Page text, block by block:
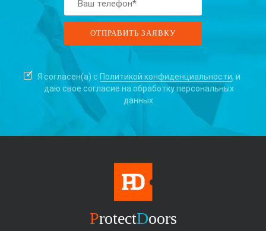
Я согласен(а) с Политикой конфиденциальности, и
даю свое согласие на обработку персональных
данных.
ProtectDoors